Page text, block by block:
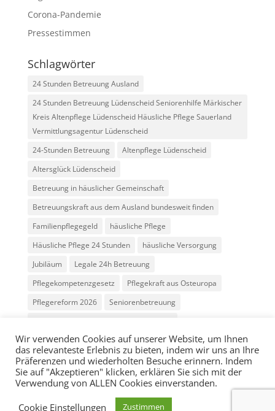
Corona-Pandemie
Pressestimmen
Schlagwörter
24 Stunden Betreuung Ausland
24 Stunden Betreuung Lüdenscheid Seniorenhilfe Märkischer
Kreis Altenpflege Lüdenscheid Häusliche Pflege Sauerland
Vermittlungsagentur Lüdenscheid
24-Stunden Betreuung
Altenpflege Lüdenscheid
Altersglück Lüdenscheid
Betreuung in häuslicher Gemeinschaft
Betreuungskraft aus dem Ausland bundesweit finden
Familienpflegegeld
häusliche Pflege
Häusliche Pflege 24 Stunden
häusliche Versorgung
Jubiläum
Legale 24h Betreuung
Pflegekompetenzgesetz
Pflegekraft aus Osteuropa
Pflegereform 2026
Seniorenbetreuung
Vermittlung Betreuungskräfte Osteuropa
© Altersglück 24h Betreuung |
Wir verwenden Cookies auf unserer Website, um Ihnen
das relevanteste Erlebnis zu bieten, indem wir uns an Ihre
Präferenzen und wiederholten Besuche erinnern. Indem
Sie auf "Akzeptieren" klicken, erklären Sie sich mit der
Verwendung von ALLEN Cookies einverstanden.
Cookie Einstellungen
Zustimmen